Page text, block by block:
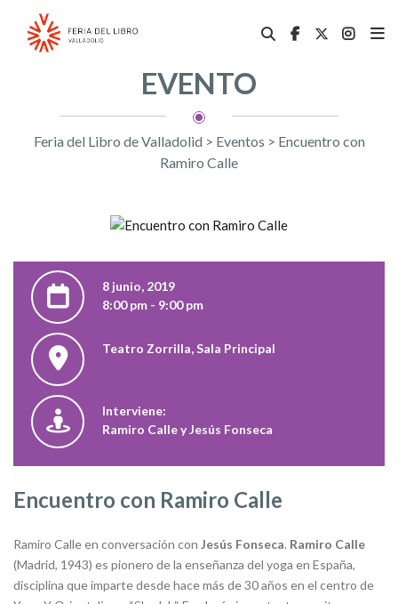
EVENTO
Feria del Libro de Valladolid > Eventos > Encuentro con
Ramiro Calle
8 junio, 2019
8:00 pm - 9:00 pm
Teatro Zorrilla, Sala Principal
Interviene:
Ramiro Calle y Jesús Fonseca
Encuentro con Ramiro Calle
Ramiro Calle en conversación con Jesús Fonseca. Ramiro Calle
(Madrid, 1943) es pionero de la enseñanza del yoga en España,
disciplina que imparte desde hace más de 30 años en el centro de